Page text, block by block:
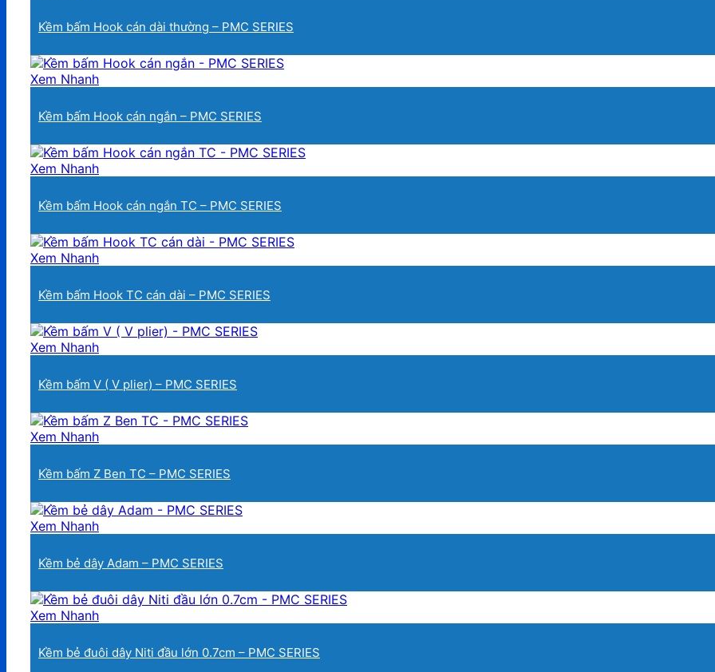
Kềm bấm Hook cán dài thường – PMC SERIES
Xem Nhanh
Kềm bấm Hook cán ngắn – PMC SERIES
Xem Nhanh
Kềm bấm Hook cán ngắn TC – PMC SERIES
Xem Nhanh
Kềm bấm Hook TC cán dài – PMC SERIES
Xem Nhanh
Kềm bấm V ( V plier) – PMC SERIES
Xem Nhanh
Kềm bấm Z Ben TC – PMC SERIES
Xem Nhanh
Kềm bẻ dây Adam – PMC SERIES
Xem Nhanh
Kềm bẻ đuôi dây Niti đầu lớn 0.7cm – PMC SERIES